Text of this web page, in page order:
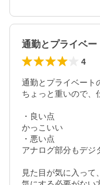
4
通勤とプライベート
ちょっと重いので、
・良い点
かっこいい
・悪い点
アナログ部分もデジ
見た目が気に入って